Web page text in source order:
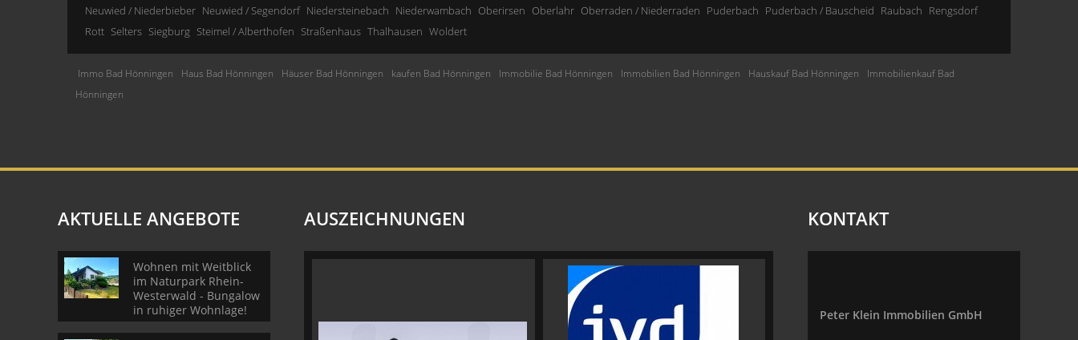
Neuwied / Niederbieber Neuwied / Segendorf Niedersteinebach Niederwambach Oberirsen Oberlahr Oberraden / Niederraden Puderbach Puderbach / Bauscheid Raubach Rengsdorf
Rott Selters Siegburg Steimel / Alberthofen Straßenhaus Thalhausen Woldert
Immo Bad Hönningen Haus Bad Hönningen Häuser Bad Hönningen kaufen Bad Hönningen Immobilie Bad Hönningen Immobilien Bad Hönningen Hauskauf Bad Hönningen
Immobilienkauf Bad
Hönningen
AKTUELLE ANGEBOTE
Wohnen mit Weitblick
im Naturpark Rhein-
Westerwald - Bungalow
in ruhiger Wohnlage!
AUSZEICHNUNGEN KONTAKT
Peter Klein Immobilien GmbH